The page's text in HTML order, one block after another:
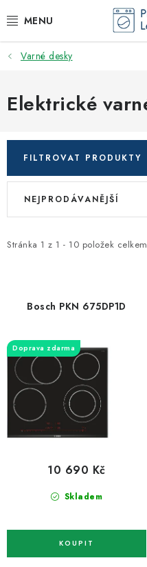
na
DODAVATEL
VESTAVNÉ SPOTŘEBIČE
ODSAVAČE PAR
DRTIČE ODPADU
ZNAČKY
Recenze Akce Doprava a
Montáže spotřebičů
Varné desky
Elektrické
FILTROVAT PRODUKTY
V
i
d
u
Stránka 1 z 1 - 10 položek celkem
Ř
e
o
d
u
k
ů
NEJPRODÁVANĚJŠÍ
Bosch PKN 675DP1D
Doprava zdarma
Skladem
10 690 Kč